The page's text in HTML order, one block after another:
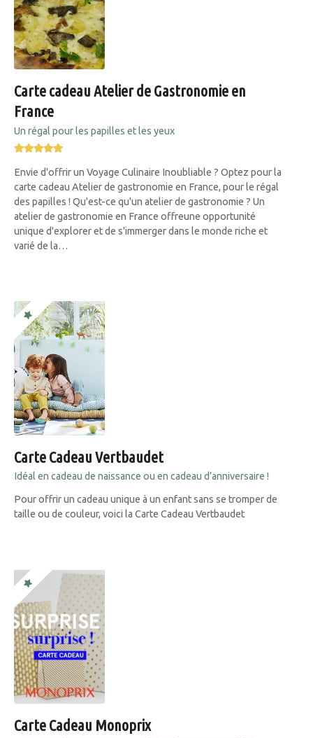
Carte cadeau Atelier de Gastronomie en
France
Un régal pour les papilles et les yeux
Envie d'offrir un Voyage Culinaire Inoubliable ? Optez pour la
carte cadeau Atelier de gastronomie en France, pour le régal
des papilles ! Qu'est-ce qu'un atelier de gastronomie ? Un
atelier de gastronomie en France offreune opportunité
unique d'explorer et de s'immerger dans le monde riche et
varié de la…
Carte Cadeau Vertbaudet
Idéal en cadeau de naissance ou en cadeau d’anniversaire !
Pour offrir un cadeau unique à un enfant sans se tromper de
taille ou de couleur, voici la Carte Cadeau Vertbaudet
Carte Cadeau Monoprix